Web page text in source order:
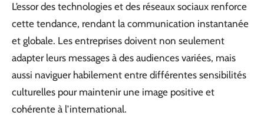
L’essor des technologies et des réseaux sociaux renforce
cette tendance, rendant la communication instantanée
et globale. Les entreprises doivent non seulement
adapter leurs messages à des audiences variées, mais
aussi naviguer habilement entre différentes sensibilités
culturelles pour maintenir une image positive et
cohérente à l’international.